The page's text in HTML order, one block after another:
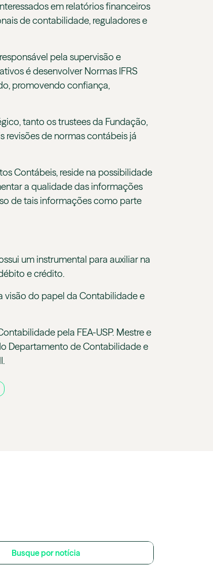
em relatórios financeiros
de contabilidade, reguladores e
pela supervisão e
é desenvolver Normas IFRS
promovendo confiança,
tanto os trustees da Fundação,
revisões de normas contábeis já
Contábeis, reside na possibilidade
a qualidade das informações
de tais informações como parte
um instrumental para auxiliar na
e crédito.
visão do papel da Contabilidade e
pela FEA-USP. Mestre e
Departamento de Contabilidade e